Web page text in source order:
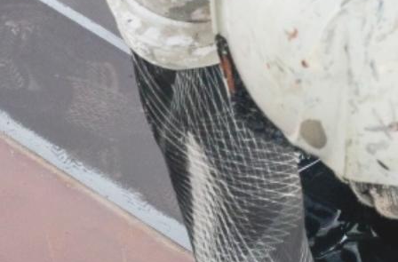
塗装工事
施工の流れ
よくあるご質問